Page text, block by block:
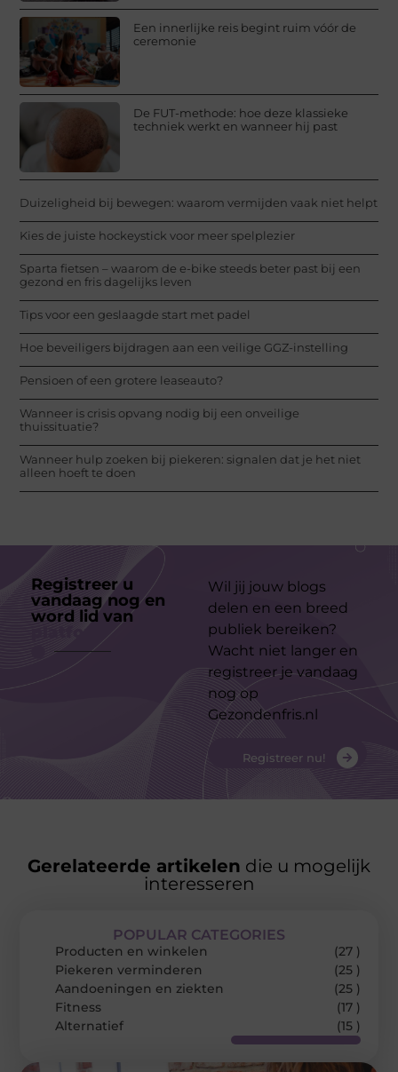
Een innerlijke reis begint ruim vóór de
ceremonie
De FUT-methode: hoe deze klassieke
techniek werkt en wanneer hij past
Duizeligheid bij bewegen: waarom vermijden vaak niet helpt
Kies de juiste hockeystick voor meer spelplezier
Sparta fietsen – waarom de e-bike steeds beter past bij een
gezond en fris dagelijks leven
Tips voor een geslaagde start met padel
Hoe beveiligers bijdragen aan een veilige GGZ-instelling
Pensioen of een grotere leaseauto?
Wanneer is crisis opvang nodig bij een onveilige
thuissituatie?
Wanneer hulp zoeken bij piekeren: signalen dat je het niet
alleen hoeft te doen
Registreer u
vandaag nog en
word lid van
Wil jij jouw blogs
delen en een breed
publiek bereiken?
Wacht niet langer en
registreer je vandaag
nog op
Gezondenfris.nl
Registreer nu!
Gerelateerde artikelen die u mogelijk
interesseren
POPULAR CATEGORIES
Producten en winkelen
(27 )
Piekeren verminderen
(25 )
Aandoeningen en ziekten
(25 )
Fitness
(17 )
Alternatief
(15 )